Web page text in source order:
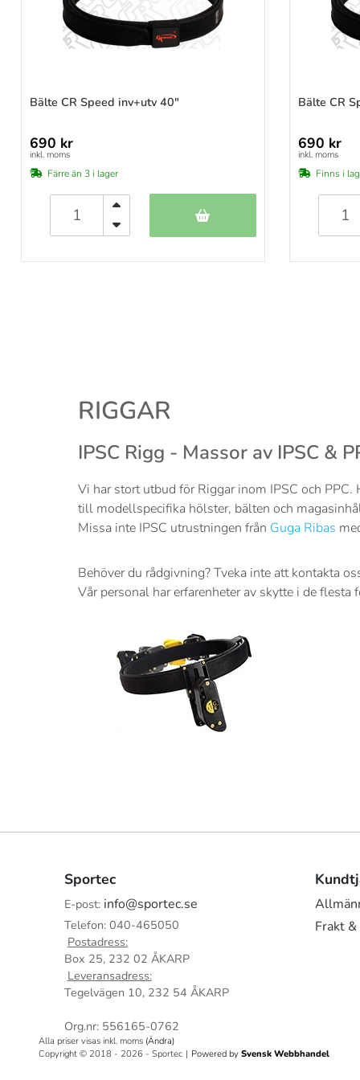
SIG Sauer P220
SIG Sauer P226
Sphinx
Tanfoglio
Bälte CR Speed inv+utv 40"
690 kr
inkl. moms
Färre än 3 i lager
Bälte CR
690 kr
inkl. moms
Finns i
RIGGAR
IPSC Rigg - Massor av IPSC &
Vi har stort utbud för Riggar inom IPSC och
till modellspecifika hölster, bälten och
Missa inte IPSC utrustningen från Guga Ribas
Behöver du rådgivning? Tveka inte att kontakta
Vår personal har erfarenheter av skytte i de
Sportec
E-post: info@sportec.se
Telefon: 040-465050
Postadress:
Box 25, 232 02 ÅKARP
Leveransadress:
Tegelvägen 10, 232 54 ÅKARP
Org.nr: 556165-0762
Frakt
Alla priser visas inkl. moms (Ändra)
Copyright © 2018 - 2026 - Sportec | Powered by Svensk Webbhandel